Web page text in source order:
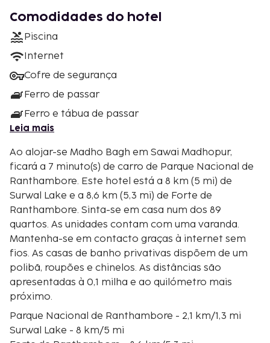
Comodidades do hotel
Piscina
Internet
Cofre de segurança
Ferro de passar
Ferro e tábua de passar
Leia mais
Ao alojar-se Madho Bagh em Sawai Madhopur,
ficará a 7 minuto(s) de carro de Parque Nacional de
Ranthambore. Este hotel está a 8 km (5 mi) de
Surwal Lake e a 8,6 km (5,3 mi) de Forte de
Ranthambore. Sinta-se em casa num dos 89
quartos. As unidades contam com uma varanda.
Mantenha-se em contacto graças à internet sem
fios. As casas de banho privativas dispõem de um
polibã, roupões e chinelos. As distâncias são
apresentadas à 0,1 milha e ao quilómetro mais
próximo.
Parque Nacional de Ranthambore - 2,1 km/1,3 mi
Surwal Lake - 8 km/5 mi